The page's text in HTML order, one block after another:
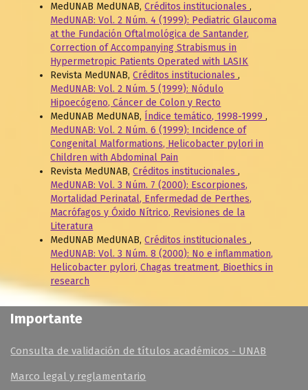
MedUNAB MedUNAB,Créditos institucionales,
MedUNAB: Vol. 2 Núm. 4 (1999): Pediatric Glaucoma
at the Fundación Oftalmológica de Santander,
Correction of Accompanying Strabismus in
Hypermetropic Patients Operated with LASIK
Revista MedUNAB,Créditos institucionales,
MedUNAB: Vol. 2 Núm. 5 (1999): Nódulo
Hipoecógeno, Cáncer de Colon y Recto
MedUNAB MedUNAB, Índice temático, 1998-1999,
MedUNAB: Vol. 2 Núm. 6 (1999): Incidence of
Congenital Malformations, Helicobacter pylori in
Children with Abdominal Pain
Revista MedUNAB,Créditos institucionales,
MedUNAB: Vol. 3 Núm. 7 (2000): Escorpiones,
Mortalidad Perinatal, Enfermedad de Perthes,
Macrófagos y Óxido Nítrico, Revisiones de la
Literatura
MedUNAB MedUNAB,Créditos institucionales,
MedUNAB: Vol. 3 Núm. 8 (2000): No e inflammation,
Helicobacter pylori, Chagas treatment, Bioethics in
research
Importante
Consulta de validación de títulos académicos - UNAB
Marco legal y reglamentario